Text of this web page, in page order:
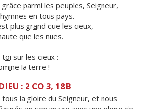
grâce parmi les peuples, Seigneur,
ymnes en tous pays.
plus grand que les cieux,
ute que les nues.
toi sur les cieux :
ine la terre !
: 2 CO 3, 18B
la gloire du Seigneur, et nous